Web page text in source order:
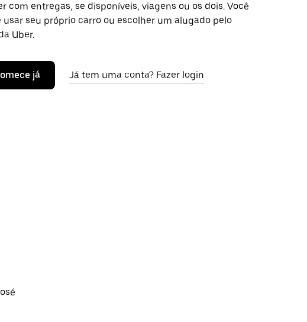
com entregas, se disponíveis, viagens ou os dois. Você
usar seu próprio carro ou escolher um alugado pelo
Uber.
já Já tem uma conta? Fazer login